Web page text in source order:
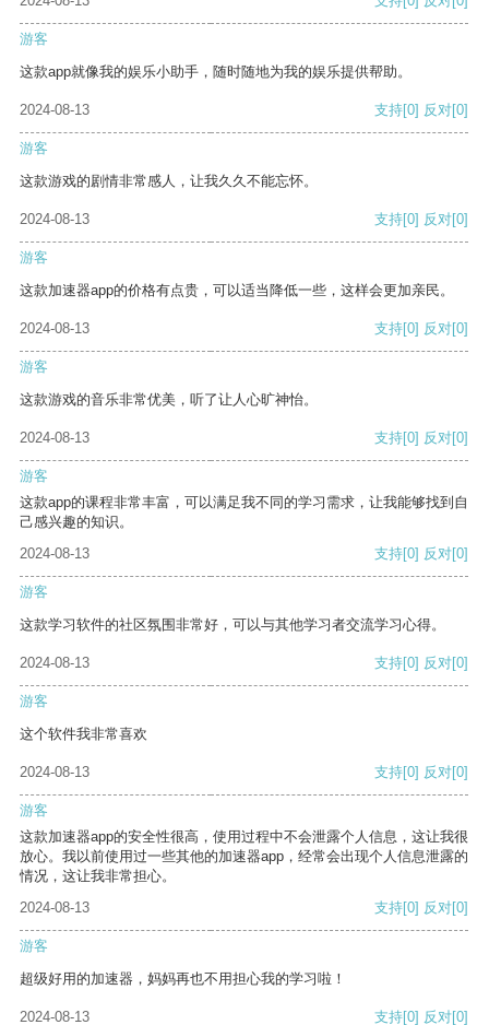
游客
这款app就像我的娱乐小助手，随时随地为我的娱乐提供帮助。
2024-08-13 支持[0] 反对[0]
游客
这款游戏的剧情非常感人，让我久久不能忘怀。
2024-08-13 支持[0] 反对[0]
游客
这款加速器app的价格有点贵，可以适当降低一些，这样会更加亲民。
2024-08-13 支持[0] 反对[0]
游客
这款游戏的音乐非常优美，听了让人心旷神怡。
2024-08-13 支持[0] 反对[0]
游客
这款app的课程非常丰富，可以满足我不同的学习需求，让我能够找到自
己感兴趣的知识。
2024-08-13
支持[0] 反对[0]
游客
这款学习软件的社区氛围非常好，可以与其他学习者交流学习心得。
2024-08-13 支持[0] 反对[0]
游客
这个软件我非常喜欢
2024-08-13 支持[0] 反对[0]
游客
这款加速器app的安全性很高，使用过程中不会泄露个人信息，这让我很
放心。我以前使用过一些其他的加速器app，经常会出现个人信息泄露的
情况，这让我非常担心。
2024-08-13
支持[0] 反对[0]
游客
超级好用的加速器，妈妈再也不用担心我的学习啦！
2024-08-13 支持[0] 反对[0]